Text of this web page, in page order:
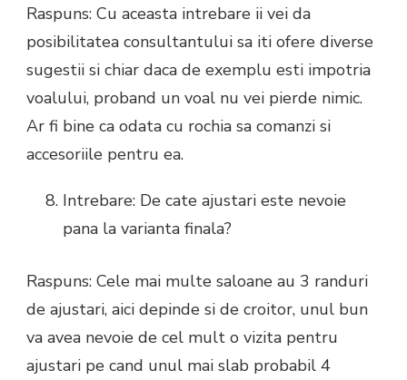
Raspuns: Cu aceasta intrebare ii vei da
posibilitatea consultantului sa iti ofere diverse
sugestii si chiar daca de exemplu esti impotria
voalului, proband un voal nu vei pierde nimic.
Ar fi bine ca odata cu rochia sa comanzi si
accesoriile pentru ea.
Intrebare: De cate ajustari este nevoie
pana la varianta finala?
Raspuns: Cele mai multe saloane au 3 randuri
de ajustari, aici depinde si de croitor, unul bun
va avea nevoie de cel mult o vizita pentru
ajustari pe cand unul mai slab probabil 4